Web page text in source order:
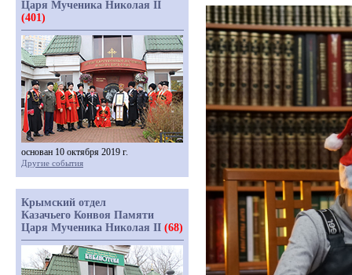
Царя Мученика Николая II
(401)
основан 10 октября 2019 г.
Другие события
Крымский отдел
Казачьего Конвоя Памяти
Царя Мученика Николая II (68)